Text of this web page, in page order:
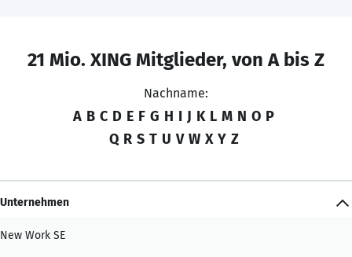
21 Mio. XING Mitglieder, von A bis Z
Nachname:
A B C D E F G H I J K L M N O P
Q R S T U V W X Y Z
Unternehmen
New Work SE